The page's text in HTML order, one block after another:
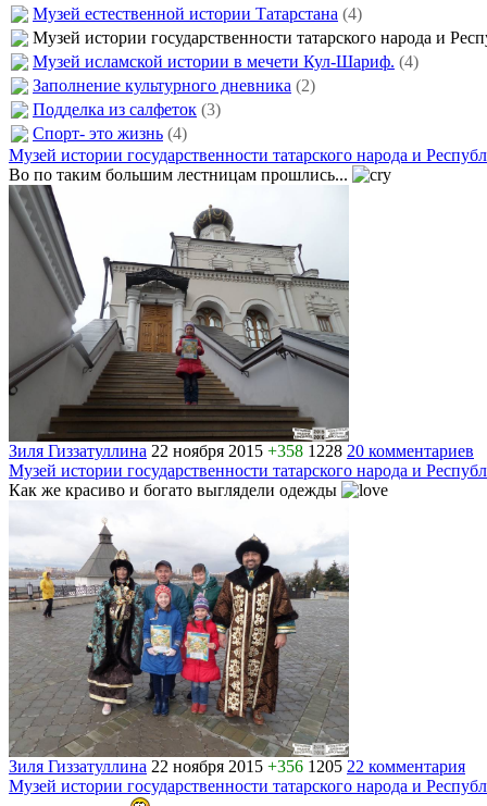
Музей естественной истории Татарстана (4)
Музей истории государственности татарского народа и
Музей исламской истории в мечети Кул-Шариф. (4)
Заполнение культурного дневника (2)
Подделка из салфеток (3)
Спорт- это жизнь (4)
Музей истории государственности татарского народа и
Во по таким большим лестницам прошлись...
Зиля Гиззатуллина 22 ноября 2015 +358 1228 20 комментариев
Музей истории государственности татарского народа и
Как же красиво и богато выглядели одежды
Зиля Гиззатуллина 22 ноября 2015 +356 1205 22 комментария
Музей истории государственности татарского народа и